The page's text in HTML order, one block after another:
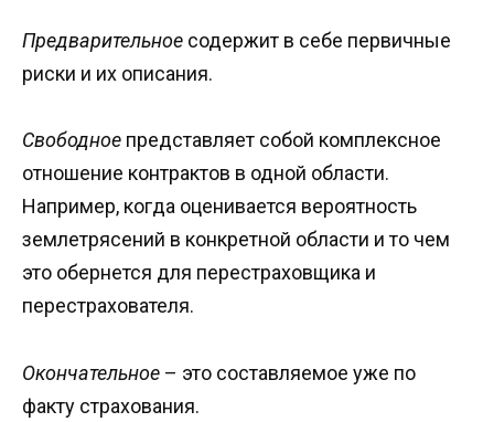
Предварительное содержит в себе первичные
риски и их описания.
Свободное представляет собой комплексное
отношение контрактов в одной области.
Например, когда оценивается вероятность
землетрясений в конкретной области и то чем
это обернется для перестраховщика и
перестрахователя.
Окончательное – это составляемое уже по
факту страхования.